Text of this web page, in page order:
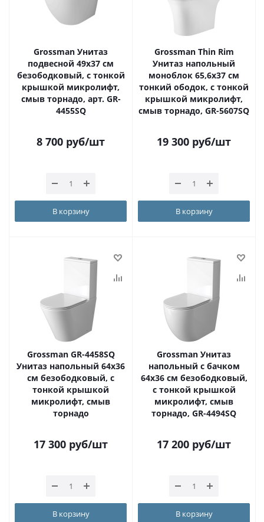
Grossman Унитаз
подвесной 49х37 см
безободковый, с тонкой
крышкой микролифт,
смыв торнадо, арт. GR-
4455SQ
8 700 руб/шт
В корзину
Grossman Thin Rim
Унитаз напольный
моноблок 65,6х37 см
тонкий ободок, с тонкой
крышкой микролифт,
смыв торнадо, GR-5607SQ
19 300 руб/шт
В корзину
Grossman GR-4458SQ
Унитаз напольный 64х36
см безободковый, с
тонкой крышкой
микролифт, смыв
торнадо
17 300 руб/шт
В корзину
Grossman Унитаз
напольный с бачком
64х36 см безободковый,
с тонкой крышкой
микролифт, смыв
торнадо, GR-4494SQ
17 200 руб/шт
В корзину